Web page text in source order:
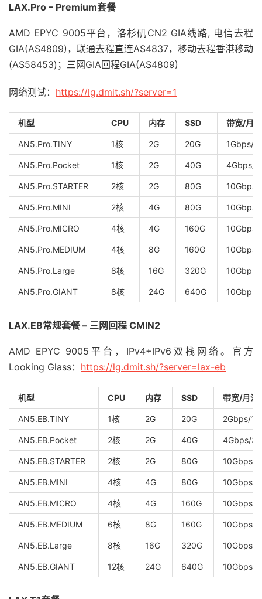
LAX.Pro – Premium套餐
AMD EPYC 9005平台，洛杉矶CN2 GIA线路, 电信去程
GIA(AS4809)，联通去程直连AS4837，移动去程香港移动
(AS58453)；三网GIA回程GIA(AS4809)
网络测试： https://lg.dmit.sh/?server=1
机型 CPU 内存 SSD 带宽/月
AN5.Pro.TINY 1核 2G 20G 1Gbps/
AN5.Pro.Pocket 1核 2G 40G 4Gbps/
AN5.Pro.STARTER 2核 2G 80G 10Gbps/
AN5.Pro.MINI 2核 4G 80G 10Gbps/
AN5.Pro.MICRO 4核 4G 160G 10Gbps/
AN5.Pro.MEDIUM 4核 8G 160G 10Gbps/
AN5.Pro.Large 8核 16G 320G 10Gbps/
AN5.Pro.GIANT 8核 24G 640G 10Gbps/
LAX.EB常规套餐 – 三网回程 CMIN2
AMD EPYC 9005平台，IPv4+IPv6双栈网络。官方
Looking Glass： https://lg.dmit.sh/?server=lax-eb
机型 CPU 内存 SSD 带宽/月流
AN5.EB.TINY 1核 2G 20G 2Gbps/
AN5.EB.Pocket 2核 2G 40G 4Gbps/3T
AN5.EB.STARTER 2核 2G 80G 10Gbps/
AN5.EB.MINI 4核 4G 80G 10Gbps/
AN5.EB.MICRO 4核 4G 160G 10Gbps/
AN5.EB.MEDIUM 6核 8G 160G 10Gbps/
AN5.EB.Large 8核 16G 320G 10Gbps/
AN5.EB.GIANT 12核 24G 640G 10Gbps/